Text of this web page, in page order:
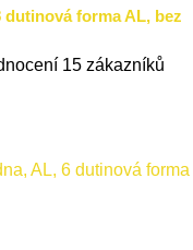
dutinová forma AL, bez
15 zákazníků